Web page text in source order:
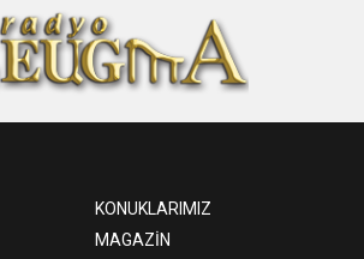
KONUKLARIMIZ
MAGAZİN